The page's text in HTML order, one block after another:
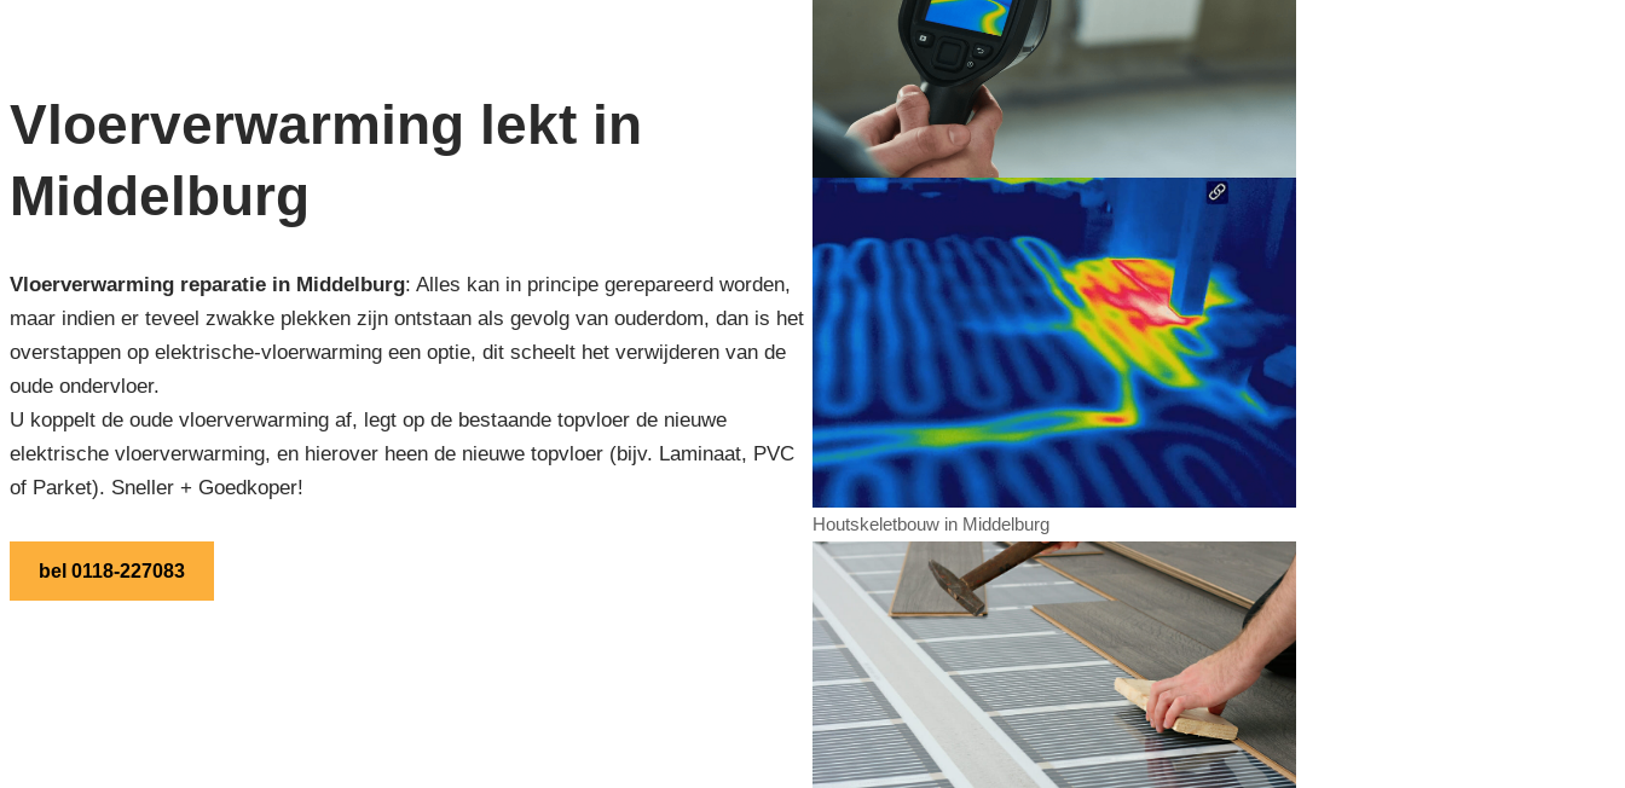
Vloerverwarming lekt in
Middelburg
Vloerverwarming reparatie in Middelburg: Alles kan in principe gerepareerd worden,
maar indien er teveel zwakke plekken zijn ontstaan als gevolg van ouderdom, dan is het
overstappen op elektrische-vloerwarming een optie, dit scheelt het verwijderen van de
oude ondervloer.
U koppelt de oude vloerverwarming af, legt op de bestaande topvloer de nieuwe
elektrische vloerverwarming, en hierover heen de nieuwe topvloer (bijv. Laminaat, PVC
of Parket). Sneller + Goedkoper!
bel 0118-227083
Houtskeletbouw in Middelburg